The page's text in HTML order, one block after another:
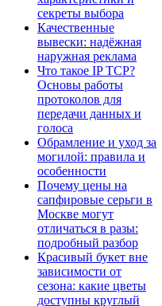
секреты выбора
Качественные
вывески: надёжная
наружная реклама
Что такое IP TCP?
Основы работы
протоколов для
передачи данных и
голоса
Обрамление и уход за
могилой: правила и
особенности
Почему цены на
сапфировые серьги в
Москве могут
отличаться в разы:
подробный разбор
Красивый букет вне
зависимости от
сезона: какие цветы
доступны круглый